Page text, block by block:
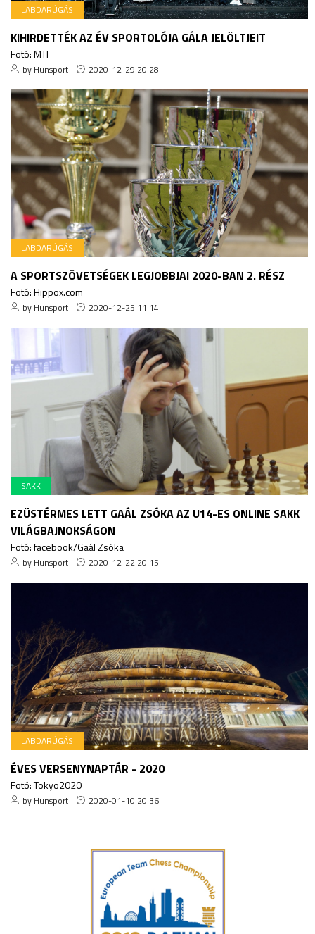
LABDARÚGÁS
KIHIRDETTÉK AZ ÉV SPORTOLÓJA GÁLA JELÖLTJEIT
Fotó: MTI
by Hunsport 2020-12-29 20:28
LABDARÚGÁS
A SPORTSZÖVETSÉGEK LEGJOBBJAI 2020-BAN 2. RÉSZ
Fotó: Hippox.com
by Hunsport 2020-12-25 11:14
SAKK
EZÜSTÉRMES LETT GAÁL ZSÓKA AZ U14-ES ONLINE SAKK
VILÁGBAJNOKSÁGON
Fotó: facebook/Gaál Zsóka
by Hunsport 2020-12-22 20:15
LABDARÚGÁS
ÉVES VERSENYNAPTÁR - 2020
Fotó: Tokyo2020
by Hunsport 2020-01-10 20:36